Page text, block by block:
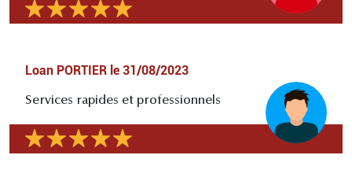
Loan PORTIER le 31/08/2023
Services rapides et professionnels